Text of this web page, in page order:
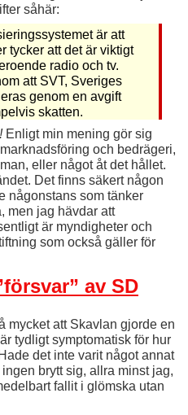
såhär:
är att
tycker att det är viktigt
radio och tv.
att SVT, Sveriges
genom en avgift
skatten.
Enligt min mening gör sig
och bedrägeri,
eller något åt det hållet.
Det finns säkert någon
någonstans som tänker
men jag hävdar att
är myndigheter och
som också gäller för
av SD
mycket att Skavlan gjorde en
tydligt symptomatisk för hur
det inte varit något annat
brytt sig, allra minst jag,
fallit i glömska utan